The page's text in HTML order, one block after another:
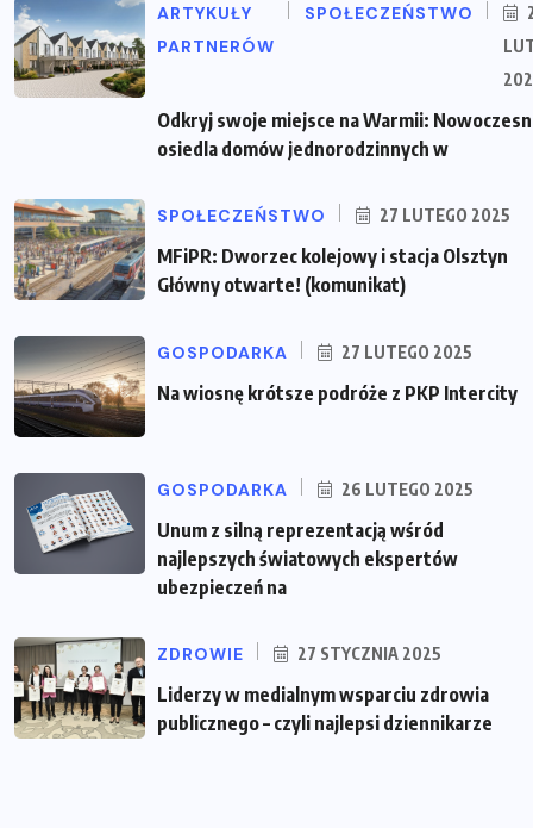
ARTYKUŁY
PARTNERÓW
SPOŁECZEŃSTWO
Odkryj swoje miejsce na Warmii:
osiedla domów jednorodzinnych w
SPOŁECZEŃSTWO 27 LUTEGO 2025
MFiPR: Dworzec kolejowy i stacja Olsztyn
Główny otwarte! (komunikat)
GOSPODARKA 27 LUTEGO 2025
Na wiosnę krótsze podróże z PKP Intercity
GOSPODARKA 26 LUTEGO 2025
Unum z silną reprezentacją wśród
najlepszych światowych ekspertów
ubezpieczeń na
ZDROWIE 27 STYCZNIA 2025
Liderzy w medialnym wsparciu zdrowia
publicznego – czyli najlepsi dziennikarze